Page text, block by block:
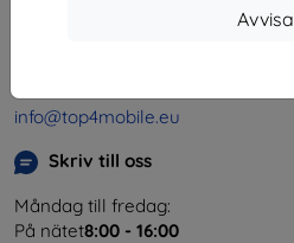
Avvisa
info@top4mobile.eu
Skriv till oss
Måndag till fredag:
På nätet8:00 - 16:00